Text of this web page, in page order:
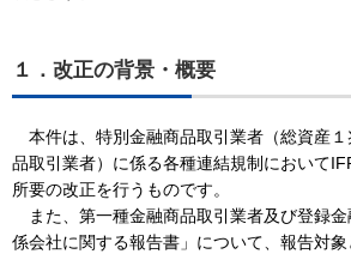
１．改正の背景・概要
本件は、特別金融商品取引業者（総資産
品取引業者）に係る各種連結規制において
所要の改正を行うものです。
また、第一種金融商品取引業者及び登録
係会社に関する報告書」について、報告対